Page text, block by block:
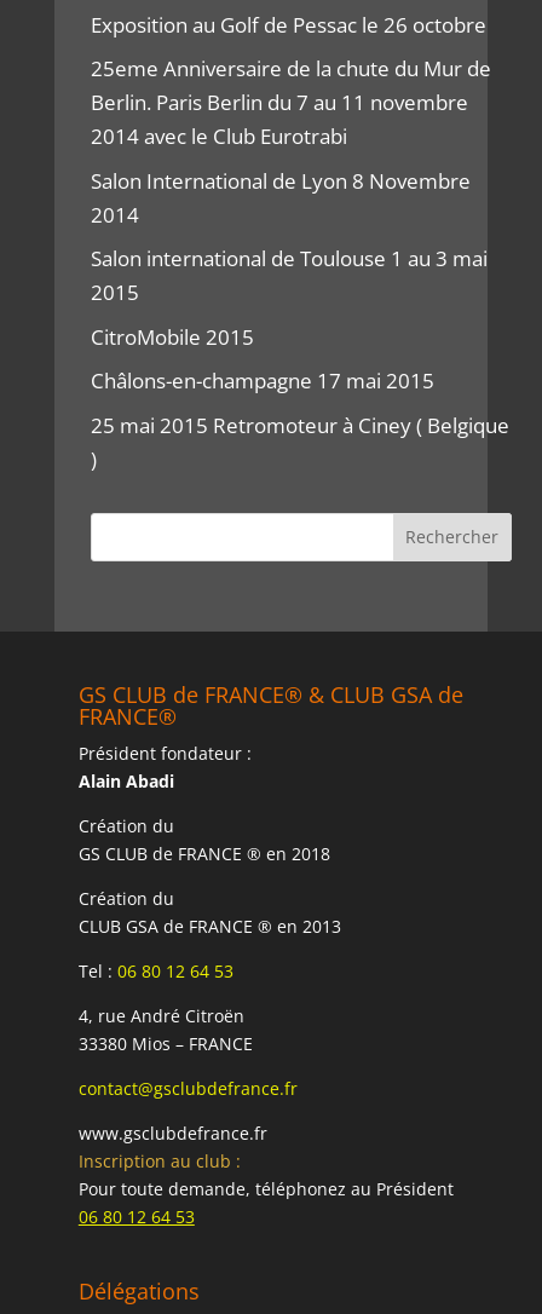
Exposition au Golf de Pessac le 26 octobre
25eme Anniversaire de la chute du Mur de
Berlin. Paris Berlin du 7 au 11 novembre
2014 avec le Club Eurotrabi
Salon International de Lyon 8 Novembre
2014
Salon international de Toulouse 1 au 3 mai
2015
CitroMobile 2015
Châlons-en-champagne 17 mai 2015
25 mai 2015 Retromoteur à Ciney ( Belgique
)
GS CLUB de FRANCE® & CLUB GSA de
FRANCE®
Président fondateur :
Alain Abadi
Création du
GS CLUB de FRANCE ® en 2018
Création du
CLUB GSA de FRANCE ® en 2013
Tel : 06 80 12 64 53
4, rue André Citroën
33380 Mios – FRANCE
contact@gsclubdefrance.fr
www.gsclubdefrance.fr
Inscription au club :
Pour toute demande, téléphonez au Président
06 80 12 64 53
Délégations